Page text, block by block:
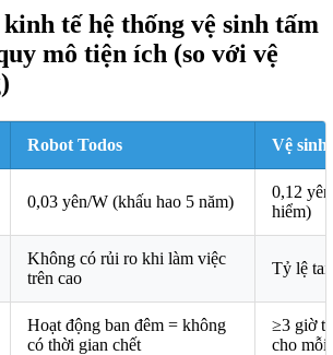
tế hệ thống vệ sinh tấm
mô tiện ích (so với vệ
Robot Todos Vệ sinh
0,03 yên/W (khấu hao 5 năm)
0,12
hiểm)
Không có rủi ro khi làm việc
trên cao
Tỷ lệ tai
Hoạt động ban đêm = không
có thời gian chết
≥3 giờ
cho mỗi